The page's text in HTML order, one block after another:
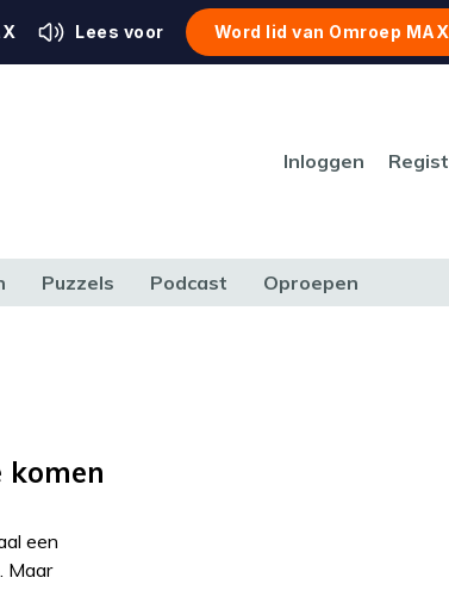
Lees voor Word lid van Omroep MAX
Inloggen
Puzzels Podcast Oproepen
komen
een
Maar